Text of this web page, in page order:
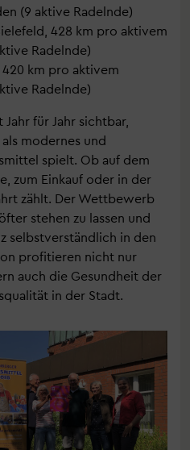
(9 aktive Radelnde)
428 km pro aktivem
Radelnde)
420 km pro aktivem
Radelnde)
Jahr für Jahr sichtbar,
modernes und
spielt. Ob auf dem
zum Einkauf oder in der
zählt. Der Wettbewerb
stehen zu lassen und
selbstverständlich in den
profitieren nicht nur
auch die Gesundheit der
in der Stadt.